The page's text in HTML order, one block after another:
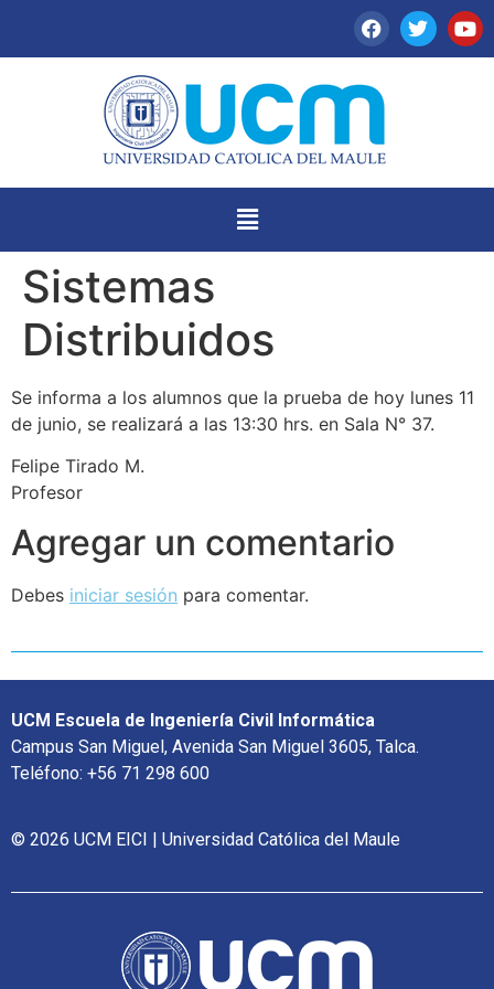
Sistemas
Distribuidos
Se informa a los alumnos que la prueba de hoy lunes 11
de junio, se realizará a las 13:30 hrs. en Sala N° 37.
Felipe Tirado M.
Profesor
Agregar un comentario
Debes iniciar sesión para comentar.
UCM Escuela de Ingeniería Civil Informática
Campus San Miguel, Avenida San Miguel 3605, Talca.
Teléfono: +56 71 298 600
© 2026 UCM EICI | Universidad Católica del Maule